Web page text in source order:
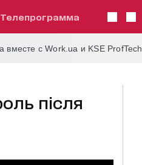
телепрограмма
вместе с Work.ua и KSE ProfTech
після